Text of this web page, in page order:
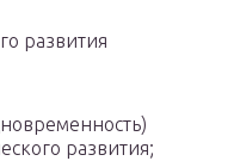
развития
развития;